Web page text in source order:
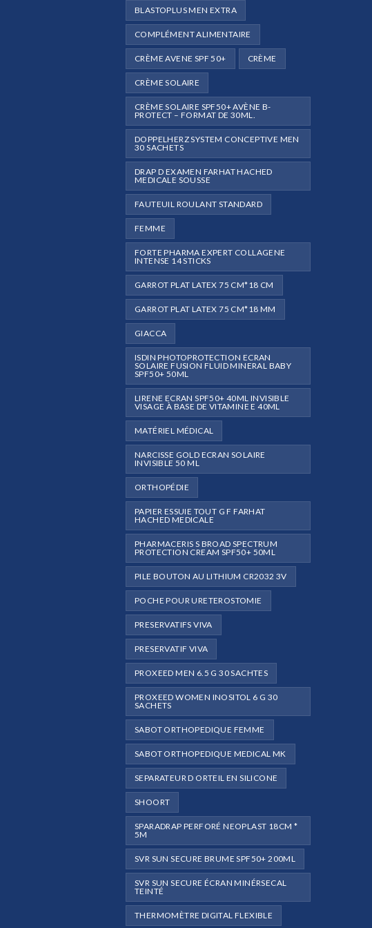
BLASTOPLUS MEN EXTRA
COMPLÉMENT ALIMENTAIRE
CRÈME AVENE SPF 50+ CRÈME
CRÈME SOLAIRE
CRÈME SOLAIRE SPF50+ AVÈNE B-
PROTECT – FORMAT DE 30ML.
DOPPELHERZ SYSTEM CONCEPTIVE MEN
30 SACHETS
DRAP D EXAMEN FARHAT HACHED
MEDICALE SOUSSE
FAUTEUIL ROULANT STANDARD
FEMME
FORTE PHARMA EXPERT COLLAGENE
INTENSE 14 STICKS
GARROT PLAT LATEX 75 CM*18 CM
GARROT PLAT LATEX 75 CM*18 MM
GIACCA
ISDIN PHOTOPROTECTION ECRAN
SOLAIRE FUSION FLUID MINERAL BABY
SPF50+ 50ML
LIRENE ECRAN SPF50+ 40ML INVISIBLE
VISAGE À BASE DE VITAMINE E 40ML
MATÉRIEL MÉDICAL
NARCISSE GOLD ECRAN SOLAIRE
INVISIBLE 50 ML
ORTHOPÉDIE
PAPIER ESSUIE TOUT G F FARHAT
HACHED MEDICALE
PHARMACERIS S BROAD SPECTRUM
PROTECTION CREAM SPF50+ 50ML
PILE BOUTON AU LITHIUM CR2032 3V
POCHE POUR URETEROSTOMIE
PRESERVATIFS VIVA
PRESERVATIF VIVA
PROXEED MEN 6.5 G 30 SACHTES
PROXEED WOMEN INOSITOL 6 G 30
SACHETS
SABOT ORTHOPEDIQUE FEMME
SABOT ORTHOPEDIQUE MEDICAL MK
SEPARATEUR D ORTEIL EN SILICONE
SHOORT
SPARADRAP PERFORÉ NEOPLAST 18CM *
5M
SVR SUN SECURE BRUME SPF50+ 200ML
SVR SUN SECURE ÉCRAN MINÉRSECAL
TEINTÉ
THERMOMÈTRE DIGITAL FLEXIBLE